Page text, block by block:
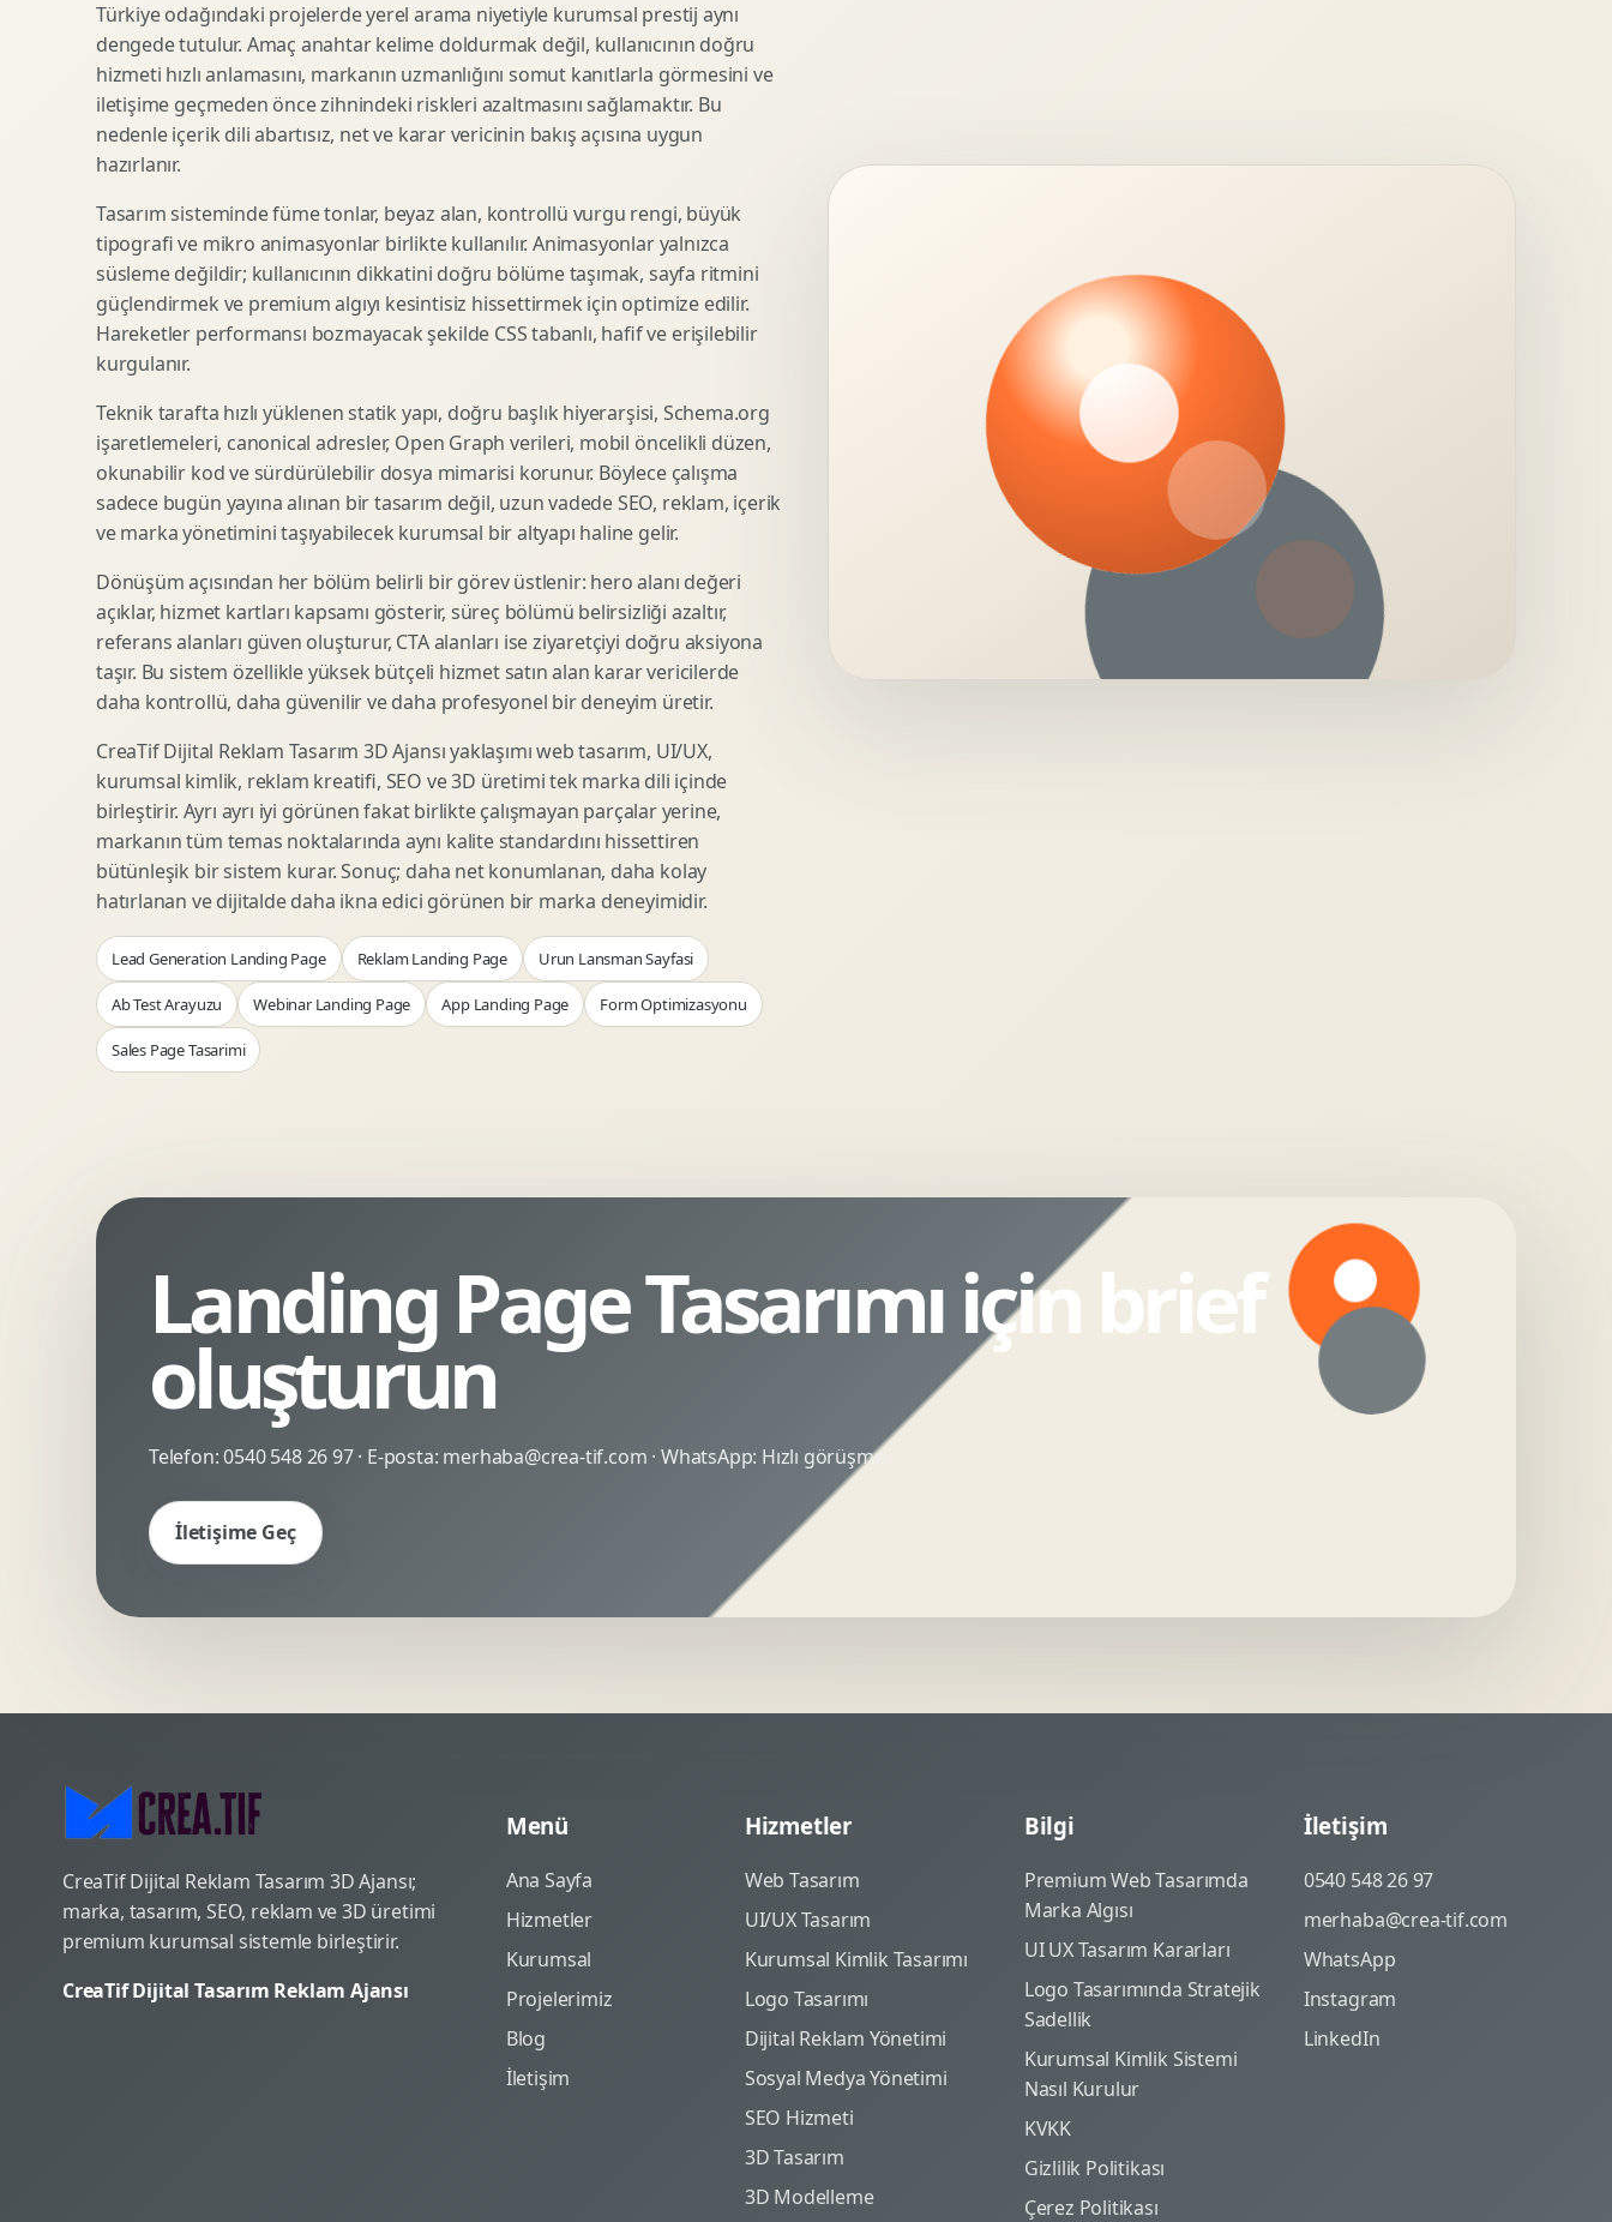
Uluslararasi SEO
SEO Icerik Stratejisi
Schema Markup Optimizasyonu
3D Karakter Tasarimi
3D Stand Tasarimi
3D Sosyal Medya Gorseli
3D Lansman Filmi
Low Poly Modelleme
High Poly Modelleme
3D Render Alma
Teknik Modelleme
Premium Ambalaj Tasarimi
Etiket Tasarimi
Kutu Tasarimi
Raf Gorunurlugu
Gida Ambalaj Tasarimi
Kozmetik Ambalaj Tasarimi
E Ticaret Kutu Tasarimi
Ambalaj Mockup Tasarimi
Afis Tasarimi
Brosur Tasarimi
Sosyal Medya Gorsel Tasarimi
Sunum Tasarimi
Infografik Tasarimi
Fuaye Gorsel Tasarimi
Kurumsal Ilan Tasarimi
Marka Stratejisi
Marka Konumlandirma
Isimlendirme
Rekabet Analizi
Marka Mimarisi
Deger Onerisi Tasarimi
Pazara Giris Stratejisi
Shopify Tasarim
Woocommerce Tasarim
Eticaret UX Optimizasyonu
Urun Sayfasi Tasarimi
Sepet Odeme UX
Pazaryeri Marka Magazasi
Eticaret SEO Altyapisi
Lead Generation Landing Page
Reklam Landing Page
Urun Lansman Sayfasi
Ab Test Arayuzu
App Landing Page
Form Optimizasyonu
Sales Page Tasarimi
Display Banner Tasarimi
Video Reklam Kreatifi
Outdoor Reklam Tasarimi
Story Reklam Tasarimi
Statik Reklam Gorseli
Motion Banner Tasarimi
Mikro Animasyon Tasarimi
Reklam Motion Video
Arayuz Animasyonu
Lottie Animasyon
Interaktif Kampanya
AI Gorsel Konsept
No Code Prototip
Türkiye odağındaki projelerde yerel arama niyetiyle kurumsal prestij aynı
dengede tutulur. Amaç anahtar kelime doldurmak değil, kullanıcının doğru
hizmeti hızlı anlamasını, markanın uzmanlığını somut kanıtlarla görmesini ve
iletişime geçmeden önce zihnindeki riskleri azaltmasını sağlamaktır. Bu
nedenle içerik dili abartısız, net ve karar vericinin bakış açısına uygun
hazırlanır.
Tasarım sisteminde füme tonlar, beyaz alan, kontrollü vurgu rengi, büyük
tipografi ve mikro animasyonlar birlikte kullanılır. Animasyonlar yalnızca
süsleme değildir; kullanıcının dikkatini doğru bölüme taşımak, sayfa ritmini
güçlendirmek ve premium algıyı kesintisiz hissettirmek için optimize edilir.
Hareketler performansı bozmayacak şekilde CSS tabanlı, hafif ve erişilebilir
kurgulanır.
Teknik tarafta hızlı yüklenen statik yapı, doğru başlık hiyerarşisi, Schema.org
işaretlemeleri, canonical adresler, Open Graph verileri, mobil öncelikli düzen,
okunabilir kod ve sürdürülebilir dosya mimarisi korunur. Böylece çalışma
sadece bugün yayına alınan bir tasarım değil, uzun vadede SEO, reklam, içerik
ve marka yönetimini taşıyabilecek kurumsal bir altyapı haline gelir.
Dönüşüm açısından her bölüm belirli bir görev üstlenir: hero alanı değeri
açıklar, hizmet kartları kapsamı gösterir, süreç bölümü belirsizliği azaltır,
referans alanları güven oluşturur, CTA alanları ise ziyaretçiyi doğru aksiyona
taşır. Bu sistem özellikle yüksek bütçeli hizmet satın alan karar vericilerde
daha kontrollü, daha güvenilir ve daha profesyonel bir deneyim üretir.
CreaTif Dijital Reklam Tasarım 3D Ajansı yaklaşımı web tasarım, UI/UX,
kurumsal kimlik, reklam kreatifi, SEO ve 3D üretimi tek marka dili içinde
birleştirir. Ayrı ayrı iyi görünen fakat birlikte çalışmayan parçalar yerine,
markanın tüm temas noktalarında aynı kalite standardını hissettiren
bütünleşik bir sistem kurar. Sonuç; daha net konumlanan, daha kolay
hatırlanan ve dijitalde daha ikna edici görünen bir marka deneyimidir.
Lead Generation Landing Page Reklam Landing Page Urun Lansman Sayfasi
Ab Test Arayuzu Webinar Landing Page App Landing Page Form Optimizasyonu
Sales Page Tasarimi
Landing Page Tasarımı için brief
oluşturun
Telefon:0540 548 26 97· E-posta: merhaba@crea-tif.com · WhatsApp: Hızlı görüşme
İletişime Geç
CreaTif Dijital Reklam Tasarım 3D Ajansı;
marka, tasarım, SEO, reklam ve 3D üretimi
premium kurumsal sistemle birleştirir.
CreaTif Dijital Tasarım Reklam Ajansı
Menü
Ana Sayfa
Hizmetler
Kurumsal
Projelerimiz
Blog
İletişim
Hizmetler
Web Tasarım
UI/UX Tasarım
Kurumsal Kimlik Tasarımı
Logo Tasarımı
Dijital Reklam Yönetimi
Sosyal Medya Yönetimi
SEO Hizmeti
3D Tasarım
3D Modelleme
Bilgi
Premium Web Tasarımda
Marka Algısı
UI UX Tasarım Kararları
Logo Tasarımında Stratejik
Sadellik
Kurumsal Kimlik Sistemi
Nasıl Kurulur
KVKK
Gizlilik Politikası
Çerez Politikası
İletişim
0540 548 26 97
merhaba@crea-tif.com
WhatsApp
Instagram
LinkedIn